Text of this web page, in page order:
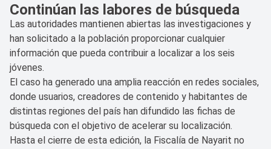
Continúan las labores de búsqueda
Las autoridades mantienen abiertas las investigaciones y
han solicitado a la población proporcionar cualquier
información que pueda contribuir a localizar a los seis
jóvenes.
El caso ha generado una amplia reacción en redes sociales,
donde usuarios, creadores de contenido y habitantes de
distintas regiones del país han difundido las fichas de
búsqueda con el objetivo de acelerar su localización.
Hasta el cierre de esta edición, la Fiscalía de Nayarit no